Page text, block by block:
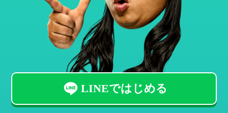
LINEではじめる